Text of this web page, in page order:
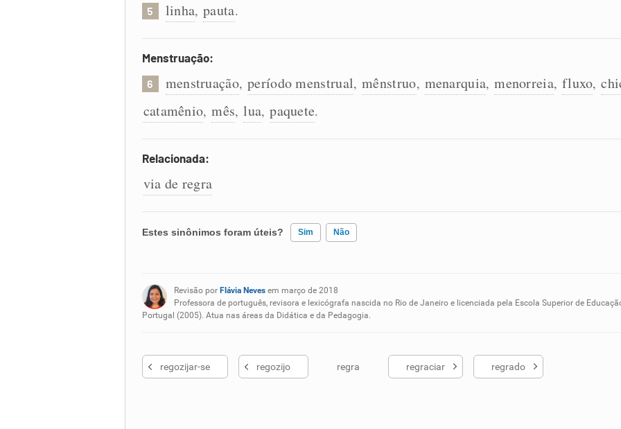
5 linha, pauta.
Menstruação:
6 menstruação, período menstrual, mênstruo, menarquia, menorreia, fluxo,
catamênio, mês, lua, paquete.
Relacionada:
via de regra
Estes sinônimos foram úteis? Sim Não
Nenhum dos sinônimos apresentados me ajudou
Revisão por Flávia Nevesem março de 2018
Professora de português, revisora e lexicógrafa nascida no Rio de Janeiro e licenciada pela Escola Superior de
Portugal (2005). Atua nas áreas da Didática e da Pedagogia.
regozijar-se regozijo regra regraciar regrado